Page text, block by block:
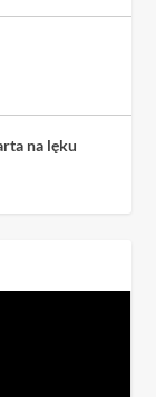
na lęku